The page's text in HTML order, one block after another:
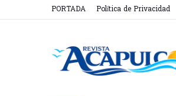
PORTADA Política de Privacidad